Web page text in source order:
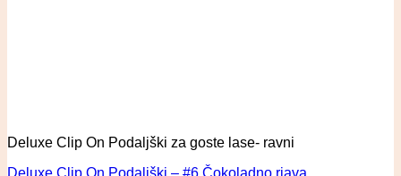
Deluxe Clip On Podaljški za goste lase- ravni